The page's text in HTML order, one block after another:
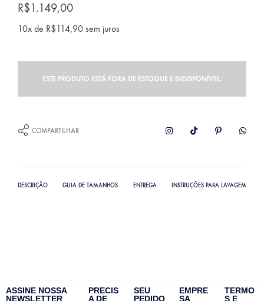
R$1.149,00
10x de R$114,90 sem juros
ESTE PRODUTO ESTÁ FORA DE ESTOQUE E INDISPONÍVEL.
COMPARTILHAR
DESCRIÇÃO GUIA DE TAMANHOS ENTREGA INSTRUÇÕES PARA LAVAGEM
ASSINE NOSSA
NEWSLETTER
PRECIS
A DE
SEU
PEDIDO
EMPRE
SA
TERMO
S E